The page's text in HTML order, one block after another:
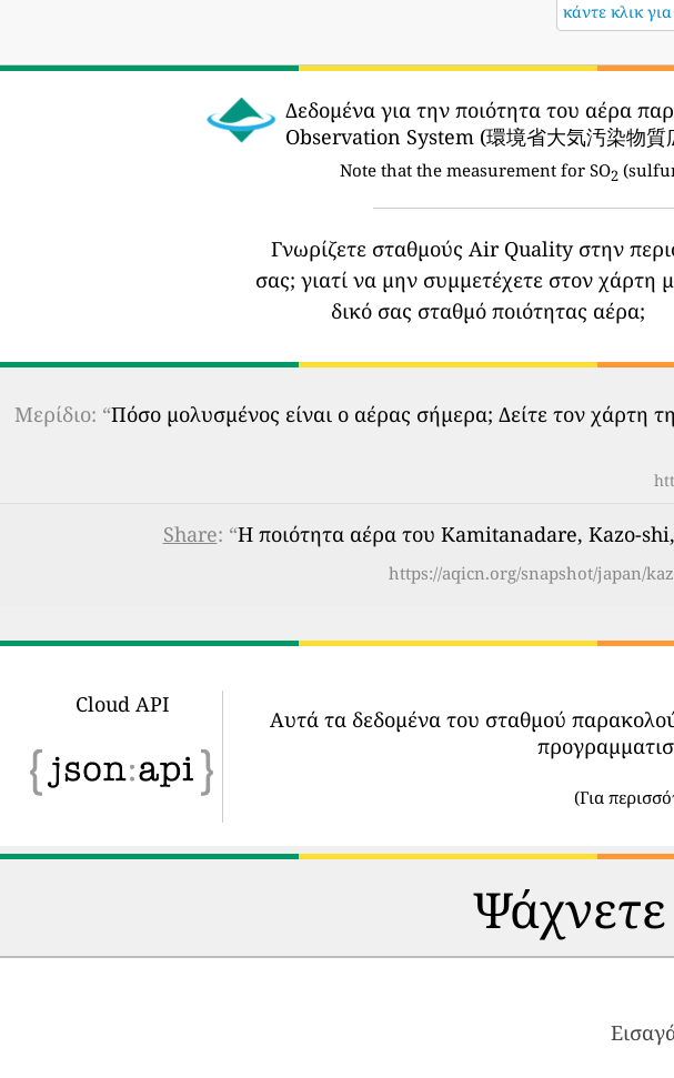
κάντε κλικ
Δεδομένα για την ποιότητα του αέρα
Observation System (環境省大気汚染物質
Note that the measurement for SO2
Γνωρίζετε σταθμούς Air Quality στην
σας; γιατί να μην συμμετέχετε στον χάρτη
δικό σας σταθμό ποιότητας αέρα;
Μερίδιο: “Πόσο μολυσμένος είναι ο αέρας σήμερα; Δείτε τον χάρτη
Share: “Η ποιότητα αέρα του Kamitanadare, Kazo-
https://aqicn.org/snapshot/japan/
Cloud API
Αυτά τα δεδομένα του σταθμού
(Για